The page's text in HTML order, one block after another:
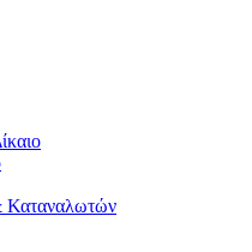
Καταναλωτών